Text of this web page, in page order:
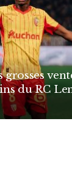
grosses
du RC